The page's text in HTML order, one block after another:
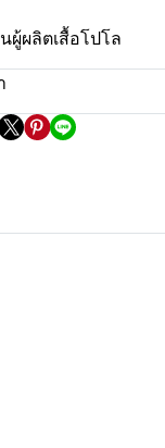
ผู้ผลิตเสื้อโปโล